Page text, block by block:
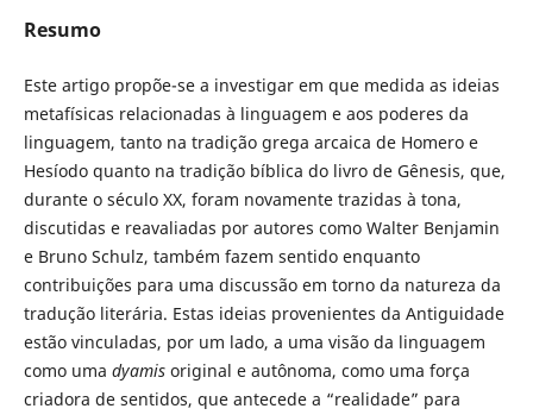
Resumo
Este artigo propõe-se a investigar em que medida as ideias
metafísicas relacionadas à linguagem e aos poderes da
linguagem, tanto na tradição grega arcaica de Homero e
Hesíodo quanto na tradição bíblica do livro de Gênesis, que,
durante o século XX, foram novamente trazidas à tona,
discutidas e reavaliadas por autores como Walter Benjamin
e Bruno Schulz, também fazem sentido enquanto
contribuições para uma discussão em torno da natureza da
tradução literária. Estas ideias provenientes da Antiguidade
estão vinculadas, por um lado, a uma visão da linguagem
como uma dyamis original e autônoma, como uma força
criadora de sentidos, que antecede a “realidade” para